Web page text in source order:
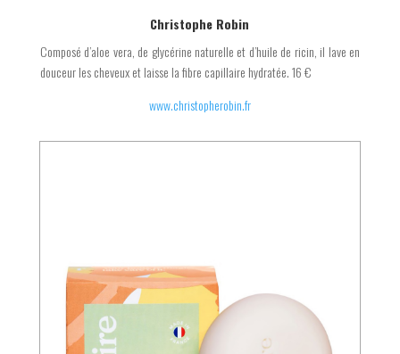
Christophe Robin
Composé d’aloe vera, de glycérine naturelle et d’huile de ricin, il lave en
douceur les cheveux et laisse la fibre capillaire hydratée. 16 €
www.christopherobin.fr